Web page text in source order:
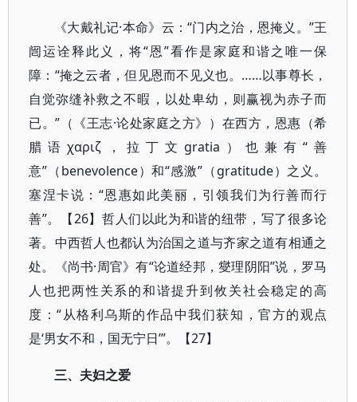
《大戴礼记·本命》云：“门内之治，恩掩义。”王
闿运诠释此义，将“恩”看作是家庭和谐之唯一保
障：“掩之云者，但见恩而不见义也。……以事尊长，
自觉弥缝补救之不暇，以处卑幼，则赢视为赤子而
已。”（《王志·论处家庭之方》）在西方，恩惠（希
腊语χαριζ，拉丁文gratia）也兼有“善
意”（benevolence）和“感激”（gratitude）之义。
塞涅卡说：“恩惠如此美丽，引领我们为行善而行
善”。【26】哲人们以此为和谐的纽带，写了很多论
著。中西哲人也都认为治国之道与齐家之道有相通之
处。《尚书·周官》有“论道经邦，燮理阴阳”说，罗马
人也把两性关系的和谐提升到攸关社会稳定的高
度：“从格利乌斯的作品中我们获知，官方的观点
是‘男女不和，国无宁日’”。【27】
三、夫妇之爱